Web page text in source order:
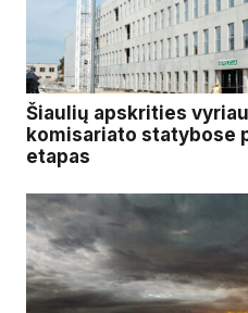
Šiaulių apskrities
komisariato statybose
etapas